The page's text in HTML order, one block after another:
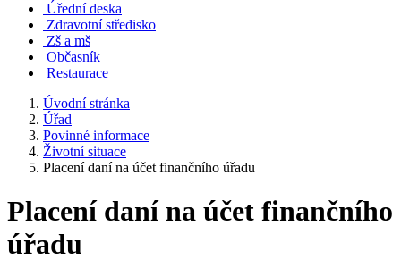
Úřední deska
Zdravotní středisko
Zš a mš
Občasník
Restaurace
Úvodní stránka
Úřad
Povinné informace
Životní situace
Placení daní na účet finančního úřadu
Placení daní na účet finančního
úřadu